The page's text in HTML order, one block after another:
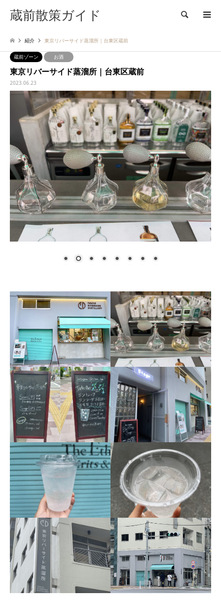
蔵前散策ガイド 検索
紹介 東京リバーサイド蒸溜所｜台東区蔵前
蔵前ゾーン お酒
東京リバーサイド蒸溜所｜台東区蔵前
2023.06.23